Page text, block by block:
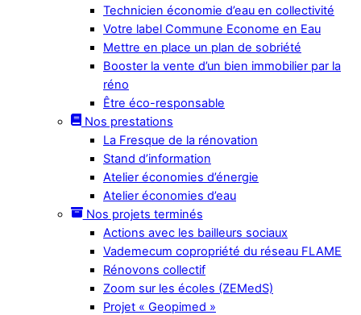
Technicien économie d’eau en collectivité
Votre label Commune Econome en Eau
Mettre en place un plan de sobriété
Booster la vente d’un bien immobilier par la
réno
Être éco-responsable
Nos prestations
La Fresque de la rénovation
Stand d’information
Atelier économies d’énergie
Atelier économies d’eau
Nos projets terminés
Actions avec les bailleurs sociaux
Vademecum copropriété du réseau FLAME
Rénovons collectif
Zoom sur les écoles (ZEMedS)
Projet « Geopimed »